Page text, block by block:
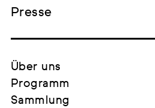
Presse
Über uns
Programm
Sammlung